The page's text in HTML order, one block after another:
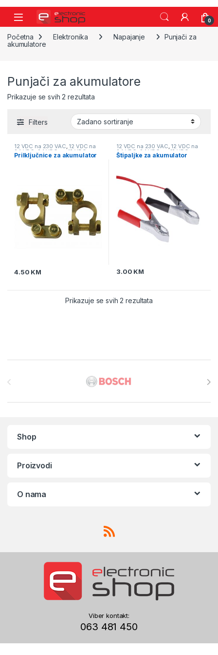
Skip to navigation
Skip to content
0
Početna Elektronika Napajanje
Punjači za
akumulatore
Punjači za akumulatore
Prikazuje se svih 2 rezultata
Filters
12 VDC na 230 VAC, 12 VDC na
24 VDC ,24 VDC na 12 VDC
Elektronika,Napajanje,Punjači
Prilključnice za akumulator
4.50 KM
12 VDC na 230 VAC, 12 VDC na
24 VDC 24 VDC na 12 VDC
Elektronika,Napajanje,Punjači
Štipaljke za akumulator
3.00 KM
Prikazuje se svih 2 rezultata
Shop
Proizvodi
O nama
Viber kontakt:
063 481 450